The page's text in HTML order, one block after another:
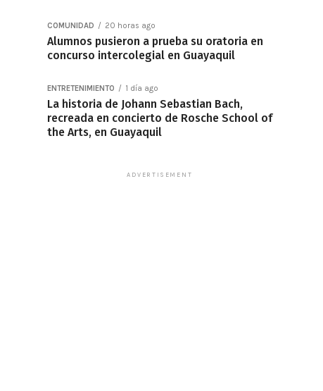
COMUNIDAD 20 horas ago
Alumnos pusieron a prueba su oratoria en
concurso intercolegial en Guayaquil
ENTRETENIMIENTO 1 día ago
La historia de Johann Sebastian Bach,
recreada en concierto de Rosche School of
the Arts, en Guayaquil
ADVERTISEMENT